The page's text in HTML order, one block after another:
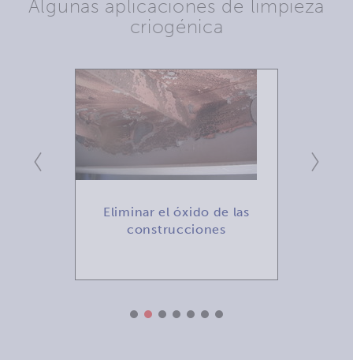
Algunas aplicaciones de limpieza
criogénica
Eliminar el óxido de las
construcciones